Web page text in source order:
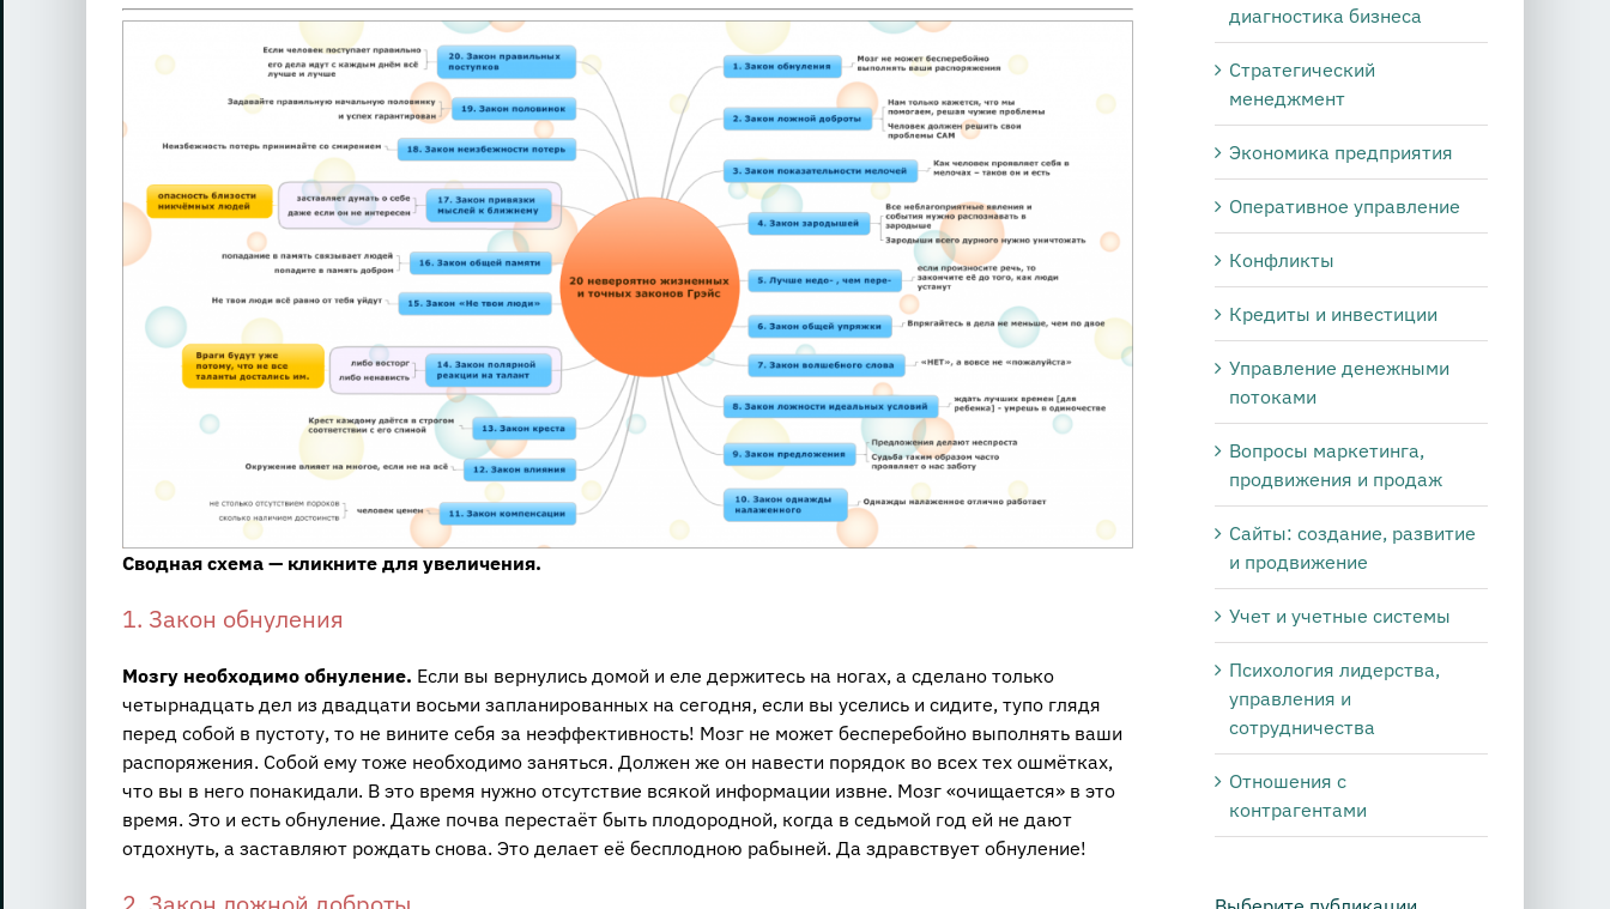
Сводная схема — кликните для увеличения.
1. Закон обнуления
Мозгу необходимо обнуление. Если вы вернулись домой и еле держитесь на ногах, а сделано только
четырнадцать дел из двадцати восьми запланированных на сегодня, если вы уселись и сидите, тупо глядя
перед собой в пустоту, то не вините себя за неэффективность! Мозг не может бесперебойно выполнять ваши
распоряжения. Собой ему тоже необходимо заняться. Должен же он навести порядок во всех тех ошмётках,
что вы в него понакидали. В это время нужно отсутствие всякой информации извне. Мозг «очищается» в это
время. Это и есть обнуление. Даже почва перестаёт быть плодородной, когда в седьмой год ей не дают
отдохнуть, а заставляют рождать снова. Это делает её бесплодною рабыней. Да здравствует обнуление!
диагностика бизнеса
Стратегический
менеджмент
Экономика предприятия
Оперативное управление
Конфликты
Кредиты и инвестиции
Управление денежными
потоками
Вопросы маркетинга,
продвижения и продаж
Сайты: создание, развитие
и продвижение
Учет и учетные системы
Психология лидерства,
управления и
сотрудничества
Отношения с
контрагентами